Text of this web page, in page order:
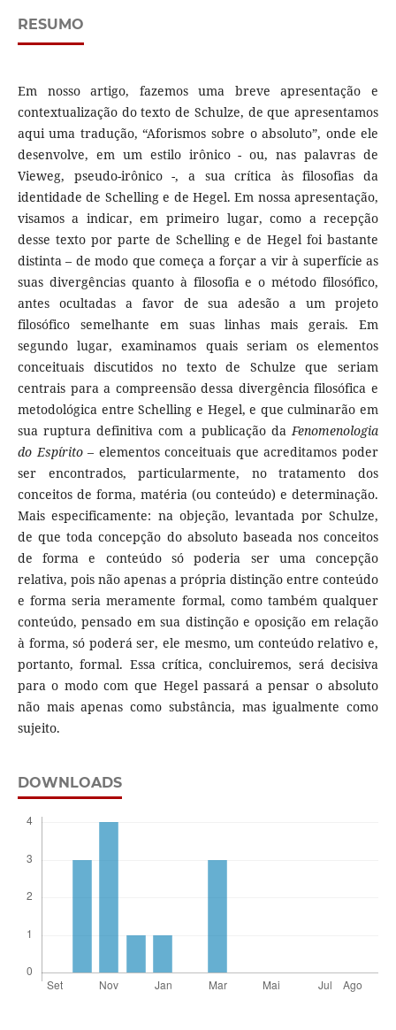
RESUMO
Em nosso artigo, fazemos uma breve apresentação e
contextualização do texto de Schulze, de que apresentamos
aqui uma tradução, “Aforismos sobre o absoluto”, onde ele
desenvolve, em um estilo irônico - ou, nas palavras de
Vieweg, pseudo-irônico -, a sua crítica às filosofias da
identidade de Schelling e de Hegel. Em nossa apresentação,
visamos a indicar, em primeiro lugar, como a recepção
desse texto por parte de Schelling e de Hegel foi bastante
distinta – de modo que começa a forçar a vir à superfície as
suas divergências quanto à filosofia e o método filosófico,
antes ocultadas a favor de sua adesão a um projeto
filosófico semelhante em suas linhas mais gerais. Em
segundo lugar, examinamos quais seriam os elementos
conceituais discutidos no texto de Schulze que seriam
centrais para a compreensão dessa divergência filosófica e
metodológica entre Schelling e Hegel, e que culminarão em
sua ruptura definitiva com a publicação daFenomenologia
do Espírito– elementos conceituais que acreditamos poder
ser encontrados, particularmente, no tratamento dos
conceitos de forma, matéria (ou conteúdo) e determinação.
Mais especificamente: na objeção, levantada por Schulze,
de que toda concepção do absoluto baseada nos conceitos
de forma e conteúdo só poderia ser uma concepção
relativa, pois não apenas a própria distinção entre conteúdo
e forma seria meramente formal, como também qualquer
conteúdo, pensado em sua distinção e oposição em relação
à forma, só poderá ser, ele mesmo, um conteúdo relativo e,
portanto, formal. Essa crítica, concluiremos, será decisiva
para o modo com que Hegel passará a pensar o absoluto
não mais apenas como substância, mas igualmente como
sujeito.
DOWNLOADS